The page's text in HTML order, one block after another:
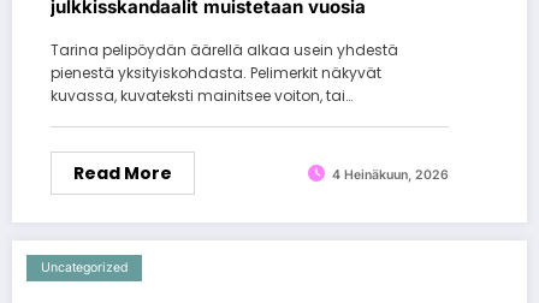
julkkisskandaalit muistetaan vuosia
Tarina pelipöydän äärellä alkaa usein yhdestä
pienestä yksityiskohdasta. Pelimerkit näkyvät
kuvassa, kuvateksti mainitsee voiton, tai…
Read More 4 Heinäkuun, 2026
Uncategorized